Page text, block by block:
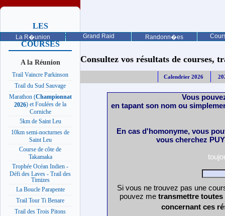
La R�union Grand Raid Randonn�es
LES
PROCHAINES
COURSES
A la Réunion
Trail Vaincre Parkinson
Trail du Sud Sauvage
Marathon (Championnat
2026) et Foulées de la
Corniche
5km de Saint Leu
10km semi-nocturnes de
Saint Leu
Course de côte de
Takamaka
Trophée Océan Indien -
Défi des Laves - Trail des
Timizes
La Boucle Parapente
Trail Tour Ti Benare
Trail des Trois Pitons
Consultez vos résultats de courses,
Calendrier 2026
Vous
en tapant son nom ou
En cas d'homonyme, vous
vous cherchez
Si vous ne trouvez pas une
pouvez me transmettre
concernant ces